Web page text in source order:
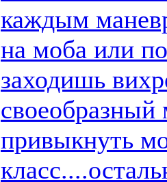
каждым
на моба или
заходишь
своеобразный
привыкнуть